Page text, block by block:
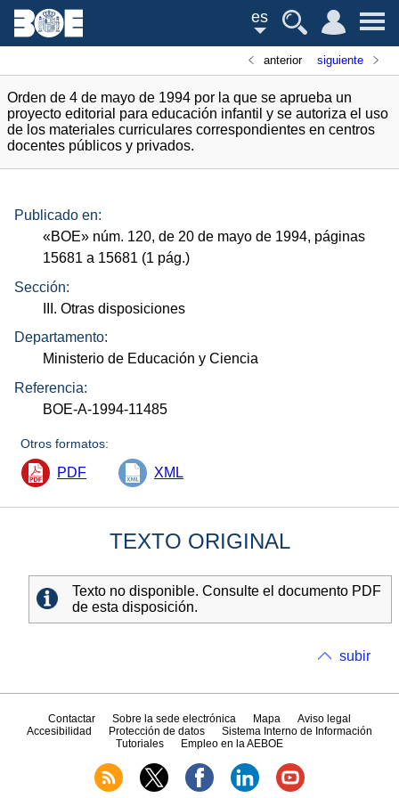
es
anterior siguiente
Orden de 4 de mayo de 1994 por la que se aprueba un
proyecto editorial para educación infantil y se autoriza el uso
de los materiales curriculares correspondientes en centros
docentes públicos y privados.
Publicado en:
«BOE» núm. 120, de 20 de mayo de 1994, páginas
15681 a 15681 (1 pág.)
Sección:
III. Otras disposiciones
Departamento:
Ministerio de Educación y Ciencia
Referencia:
BOE-A-1994-11485
Otros formatos:
PDF XML
TEXTO ORIGINAL
Texto no disponible. Consulte el documento PDF
de esta disposición.
subir
Contactar Sobre la sede electrónica Mapa
Aviso legal
Accesibilidad
Protección de datos
Sistema Interno de Información
Tutoriales
Empleo en la AEBOE